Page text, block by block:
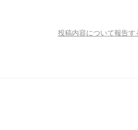
投稿内容について報告す